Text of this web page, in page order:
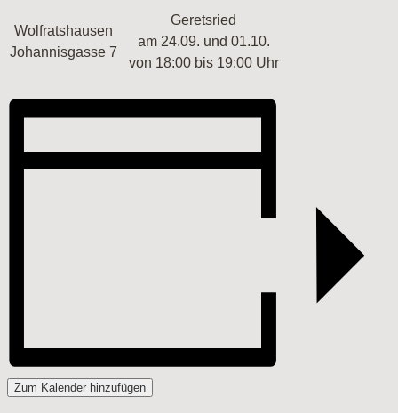
Wolfratshausen
Johannisgasse 7
Geretsried
am 24.09. und 01.10.
von 18:00 bis 19:00 Uhr
Zum Kalender hinzufügen